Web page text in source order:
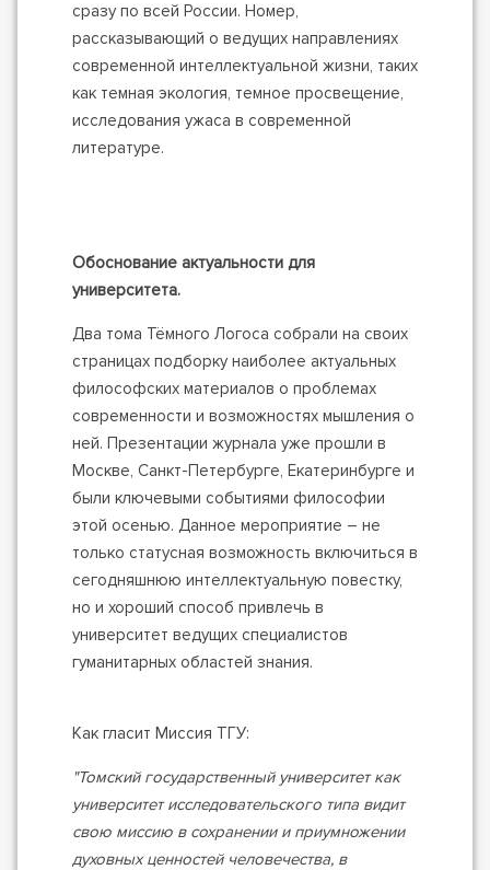
сразу по всей России. Номер,
рассказывающий о ведущих направлениях
современной интеллектуальной жизни, таких
как темная экология, темное просвещение,
исследования ужаса в современной
литературе.
Обоснование актуальности для
университета.
Два тома Тёмного Логоса собрали на своих
страницах подборку наиболее актуальных
философских материалов о проблемах
современности и возможностях мышления о
ней. Презентации журнала уже прошли в
Москве, Санкт-Петербурге, Екатеринбурге и
были ключевыми событиями философии
этой осенью. Данное мероприятие – не
только статусная возможность включиться в
сегодняшнюю интеллектуальную повестку,
но и хороший способ привлечь в
университет ведущих специалистов
гуманитарных областей знания.
Как гласит Миссия ТГУ:
"Томский государственный университет как
университет исследовательского типа видит
свою миссию в сохранении и приумножении
духовных ценностей человечества, в